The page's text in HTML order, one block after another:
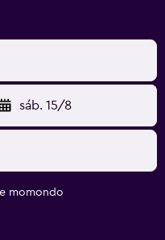
sáb. 15/8
momondo